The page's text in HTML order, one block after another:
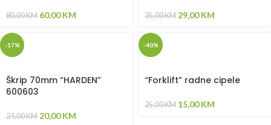
80,00KM 60,00KM 35,00KM 29,00KM
-17%
Škrip 70mm “HARDEN”
600603
24,00KM 20,00KM
-40%
“Forklift” radne cipele
25,00KM 15,00KM